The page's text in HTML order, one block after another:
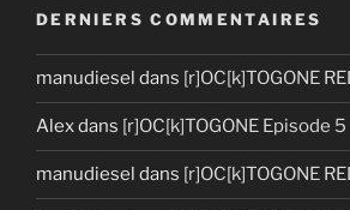
DERNIERS COMMENTAIRES
manudiesel dans [r]OC[k]TOGONE
Alexdans [r]OC[k]TOGONE Episode 5
manudiesel dans [r]OC[k]TOGONE